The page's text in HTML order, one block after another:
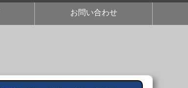
お問い合わせ